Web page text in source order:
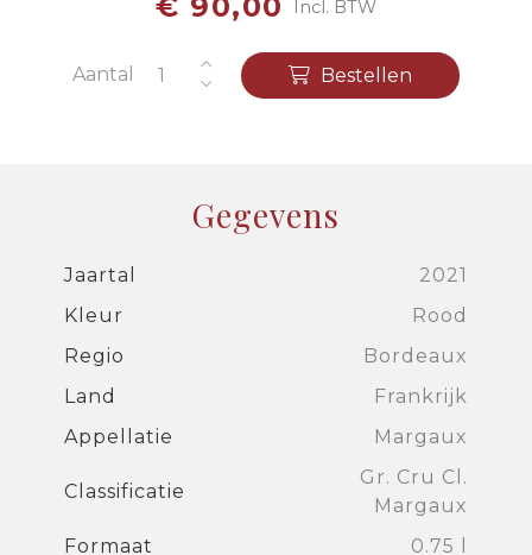
€ 90,00 Incl. BTW
Aantal Bestellen
Gegevens
Jaartal
2021
Kleur
Rood
Regio
Bordeaux
Land
Frankrijk
Appellatie
Margaux
Classificatie
Gr. Cru Cl.
Margaux
Formaat
0.75 l